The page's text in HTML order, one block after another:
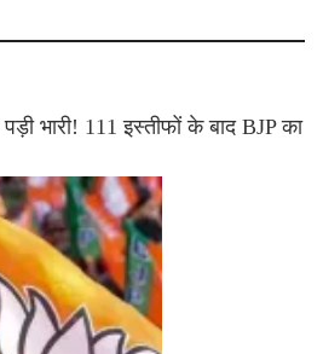
भारी! 111 इस्तीफों के बाद BJP का